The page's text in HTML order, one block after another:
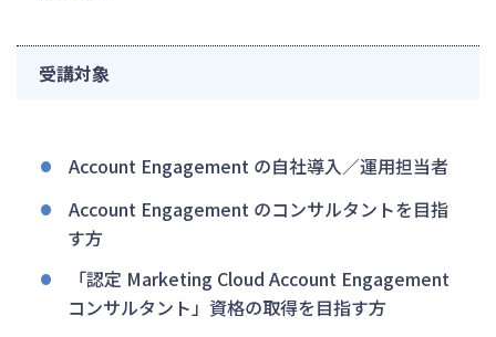
受講対象
Account Engagement の自社導入／運用担当者
Account Engagement のコンサルタントを目指
す方
「認定 Marketing Cloud Account Engagement
コンサルタント」資格の取得を目指す方​